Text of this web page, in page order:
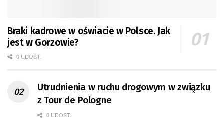
Braki kadrowe w oświacie w Polsce. Jak
jest w Gorzowie?
0 UDOST.
Utrudnienia w ruchu drogowym w związku
z Tour de Pologne
0 UDOST.